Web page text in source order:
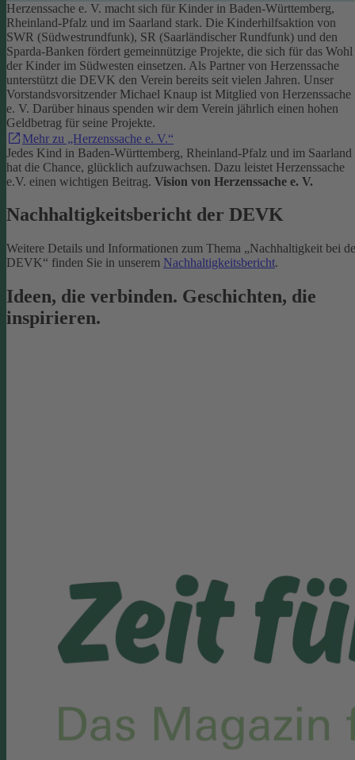
Herzenssache e. V. macht sich für Kinder in Baden-Württemberg,
Rheinland-Pfalz und im Saarland stark. Die Kinderhilfsaktion von
SWR (Südwestrundfunk), SR (Saarländischer Rundfunk) und den
Sparda-Banken fördert gemeinnützige Projekte, die sich für das Wohl
der Kinder im Südwesten einsetzen. Als Partner von Herzenssache
unterstützt die DEVK den Verein bereits seit vielen Jahren. Unser
Vorstandsvorsitzender Michael Knaup ist Mitglied von Herzenssache
e. V. Darüber hinaus spenden wir dem Verein jährlich einen hohen
Geldbetrag für seine Projekte.
Mehr zu „Herzenssache e. V.“
Jedes Kind in Baden-Württemberg, Rheinland-Pfalz und im Saarland
hat die Chance, glücklich aufzuwachsen. Dazu leistet Herzenssache
e.V. einen wichtigen Beitrag. Vision von Herzenssache e. V.
Nachhaltigkeitsbericht der DEVK
Weitere Details und Informationen zum Thema „Nachhaltigkeit bei
DEVK“ finden Sie in unserem Nachhaltigkeitsbericht.
Ideen, die verbinden. Geschichten, die
inspirieren.